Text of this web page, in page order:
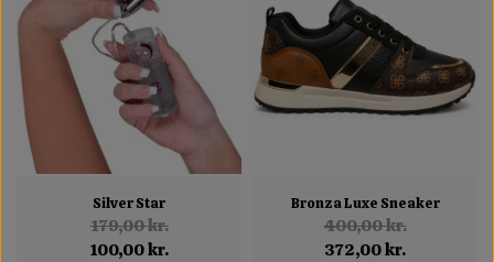
Silver Star
179,00 kr.
100,00 kr.
Bronza Luxe Sneaker
400,00 kr.
372,00 kr.